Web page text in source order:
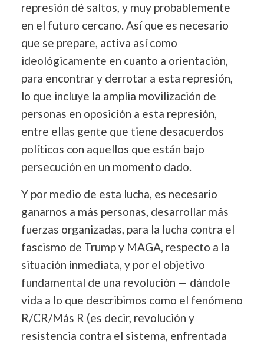
represión dé saltos, y muy probablemente
en el futuro cercano. Así que es necesario
que se prepare, activa así como
ideológicamente en cuanto a orientación,
para encontrar y derrotar a esta represión,
lo que incluye la amplia movilización de
personas en oposición a esta represión,
entre ellas gente que tiene desacuerdos
políticos con aquellos que están bajo
persecución en un momento dado.
Y por medio de esta lucha, es necesario
ganarnos a más personas, desarrollar más
fuerzas organizadas, para la lucha contra el
fascismo de Trump y MAGA, respecto a la
situación inmediata, y por el objetivo
fundamental de una revolución — dándole
vida a lo que describimos como el fenómeno
R/CR/Más R (es decir, revolución y
resistencia contra el sistema, enfrentada